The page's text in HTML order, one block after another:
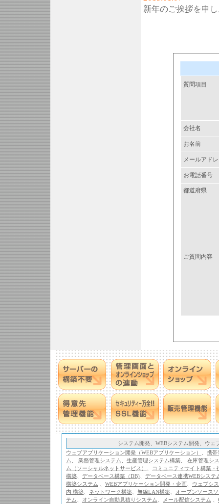
新年のご挨拶を申
質問項目
会社名
お名前
メールアド
お電話番号
都道府県
ご質問内容
システム開発、WEBシステム開発、ウェ
ウェブアプリケーション開発（WEBアプリケーション）
携帯
ム
業務管理システム 生産管理システム構築
在庫管理シ
ム（ソーシャルネットサービス）
コミュニティサイト構築
構築
データベース構築（DB)
データベース連携WEBシステ
構築システム
WEBアプリケーション開発・企画
ウェブシ
内 構築
ネットワーク構築 無線LAN構築
オープンソース
テム
オンライン自動見積りシステム メール配信システム